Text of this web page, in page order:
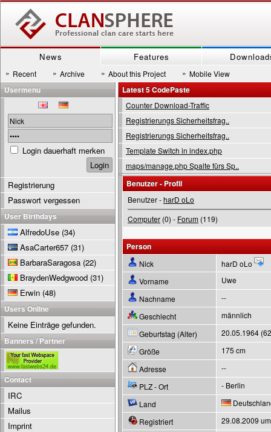
News Features
» Recent » Archive » About this Project » Mobile View
Latest 5 CodePaste
Counter Download-Traffic
Registrierungs Sicherheitsfrag..
Registrierungs Sicherheitsfrag..
Template Switch in index.php
maps/manage.php Spalte fürs Sp..
Benutzer - Profil
Benutzer -harD oLo
Computer (0) - Forum (119)
Person
Nick
harD oLo
Vorname
Uwe
Nachname
--
Geschlecht
männlich
Geburtstag (Alter)
20.05.1964
Größe
175 cm
Adresse
--
PLZ - Ort
- Berlin
Land
Registriert
29.08.2009
Usermenu
Login dauerhaft merken
Registrierung
Passwort vergessen
User Birthdays
AlfredoUse (34)
AsaCarter657 (31)
BarbaraSaragosa (22)
BraydenWedgwood (31)
Erwin (48)
Users Online
Keine Einträge gefunden.
Banners / Partner
Contact
IRC
Mailus
Imprint